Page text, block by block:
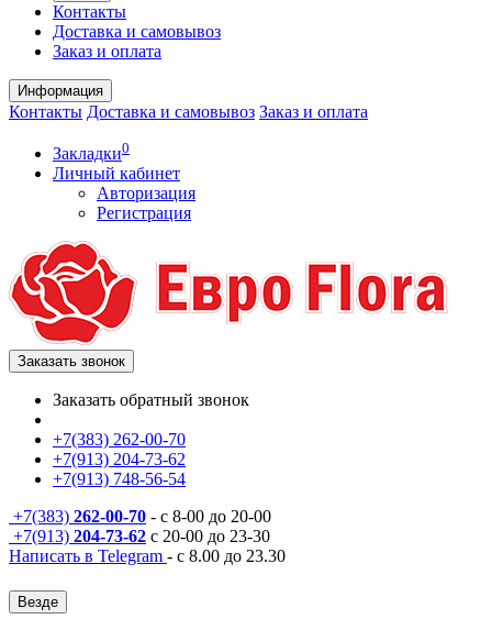
Контакты
Доставка и самовывоз
Заказ и оплата
Информация
Контакты Доставка и самовывоз Заказ и оплата
Закладки0
Личный кабинет
Авторизация
Регистрация
Заказать звонок
Заказать обратный звонок
+7(383) 262-00-70
+7(913) 204-73-62
+7(913) 748-56-54
+7(383) 262-00-70 - с 8-00 до 20-00
+7(913) 204-73-62 с 20-00 до 23-30
Написать в Telegram - с 8.00 до 23.30
Везде